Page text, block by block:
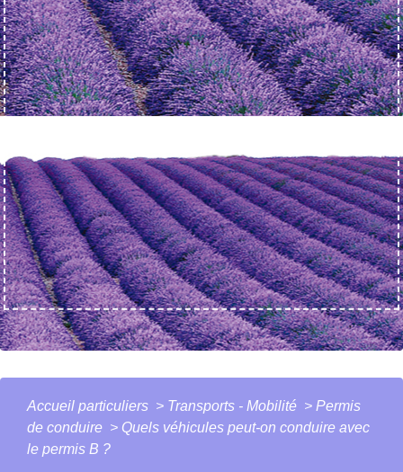
Accueil particuliers > Transports - Mobilité > Permis
de conduire > Quels véhicules peut-on conduire avec
le permis B ?